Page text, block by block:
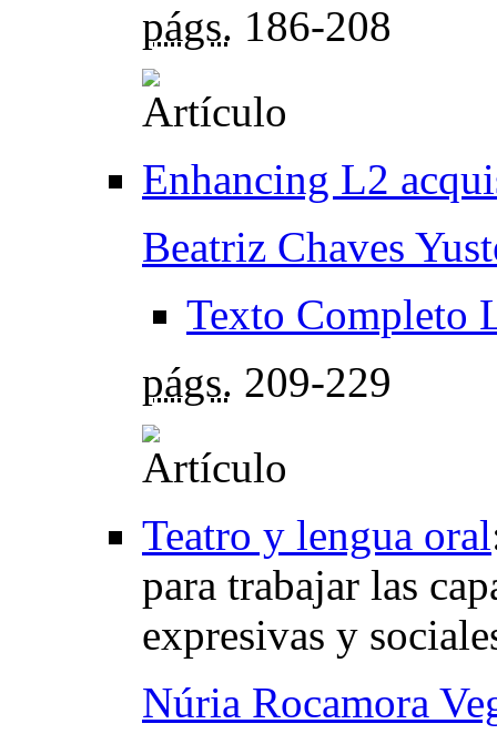
págs. 186-208
Enhancing L2
Beatriz Chaves
Texto Completo
págs. 209-229
Teatro y lengua oral
para trabajar las
expresivas y
Núria Rocamora